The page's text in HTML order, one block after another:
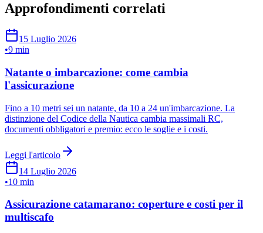
Approfondimenti correlati
15 Luglio 2026
•9 min
Natante o imbarcazione: come cambia
l'assicurazione
Fino a 10 metri sei un natante, da 10 a 24 un'imbarcazione. La
distinzione del Codice della Nautica cambia massimali RC,
documenti obbligatori e premio: ecco le soglie e i costi.
Leggi l'articolo
14 Luglio 2026
•10 min
Assicurazione catamarano: coperture e costi per il
multiscafo